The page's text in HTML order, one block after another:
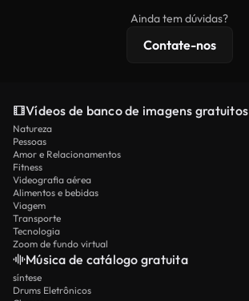
licenciamento estendidas.
Ainda tem dúvidas?
Contate-nos
Vídeos de banco de imagens gratuitos
Natureza
Pessoas
Amor e Relacionamentos
Fitness
Videografia aérea
Alimentos e bebidas
Viagem
Transporte
Tecnologia
Zoom de fundo virtual
Música de catálogo gratuita
síntese
Drums Eletrônicos